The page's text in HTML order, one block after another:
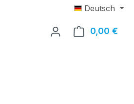
Deutsch
0,00 €